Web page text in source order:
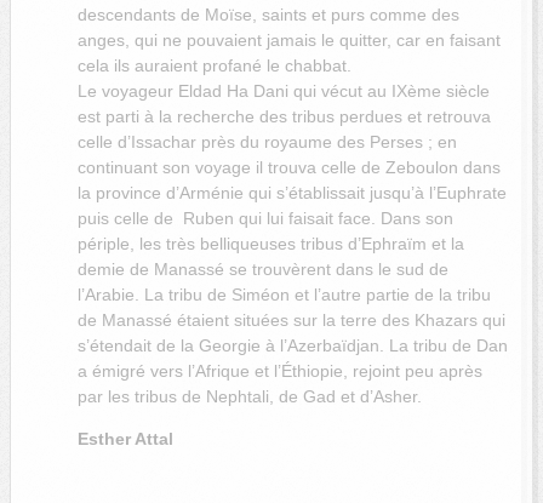
descendants de Moïse, saints et purs comme des
anges, qui ne pouvaient jamais le quitter, car en faisant
cela ils auraient profané le chabbat.
Le voyageur Eldad Ha Dani qui vécut au IXème siècle
est parti à la recherche des tribus perdues et retrouva
celle d’Issachar près du royaume des Perses ; en
continuant son voyage il trouva celle de Zeboulon dans
la province d’Arménie qui s’établissait jusqu’à l’Euphrate
puis celle de
Ruben qui lui faisait face. Dans son
périple, les très belliqueuses tribus d’Ephraïm et la
demie de Manassé se trouvèrent dans le sud de
l’Arabie. La tribu de Siméon et l’autre partie de la tribu
de Manassé étaient situées sur la terre des Khazarsqui
s’étendait de la Georgie à l’Azerbaïdjan. La tribu de Dan
a émigré vers l’Afrique et l’Éthiopie, rejoint peu après
par les tribus de Nephtali, de Gad et d’Asher.
Esther Attal